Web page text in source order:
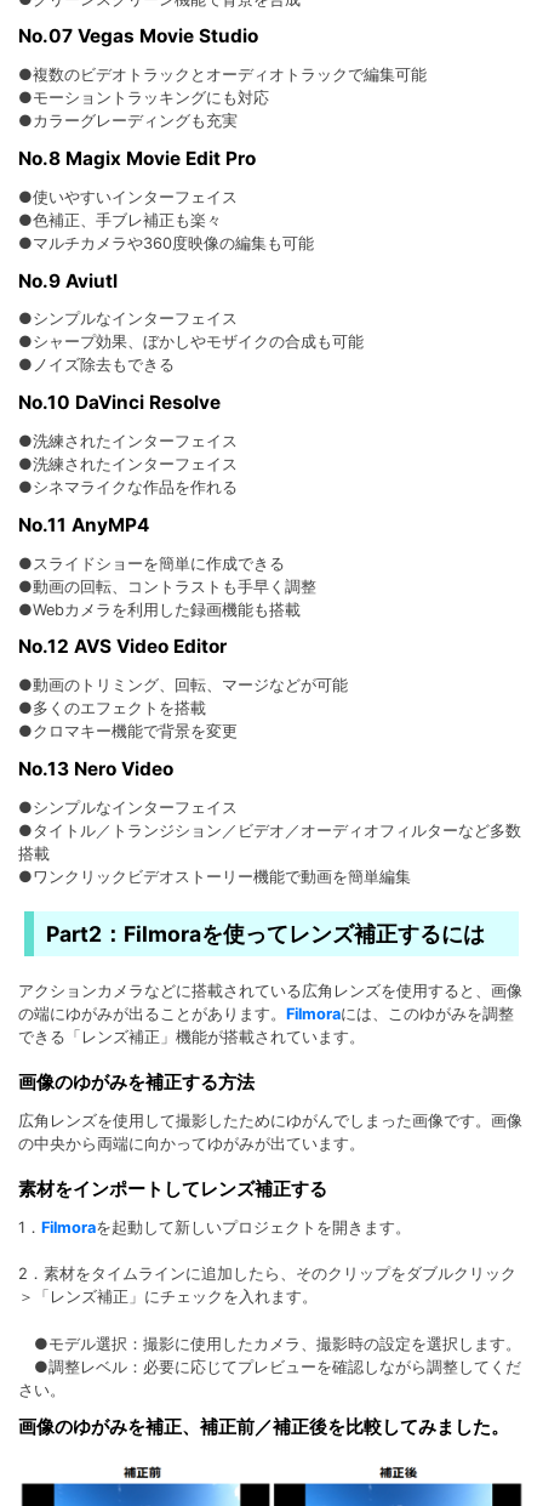
No.07 Vegas Movie Studio
●複数のビデオトラックとオーディオトラックで編集可能
●モーショントラッキングにも対応
●カラーグレーディングも充実
No.8 Magix Movie Edit Pro
●使いやすいインターフェイス
●色補正、手ブレ補正も楽々
●マルチカメラや360度映像の編集も可能
No.9 Aviutl
●シンプルなインターフェイス
●シャープ効果、ぼかしやモザイクの合成も可能
●ノイズ除去もできる
No.10 DaVinci Resolve
●洗練されたインターフェイス
●洗練されたインターフェイス
●シネマライクな作品を作れる
No.11 AnyMP4
●スライドショーを簡単に作成できる
●動画の回転、コントラストも手早く調整
●Webカメラを利用した録画機能も搭載
No.12 AVS Video Editor
●動画のトリミング、回転、マージなどが可能
●多くのエフェクトを搭載
●クロマキー機能で背景を変更
No.13 Nero Video
●シンプルなインターフェイス
●タイトル／トランジション／ビデオ／オーディオフィルターなど多数
搭載
●ワンクリックビデオストーリー機能で動画を簡単編集
Part2：Filmoraを使ってレンズ補正するには
アクションカメラなどに搭載されている広角レンズを使用すると、画像
の端にゆがみが出ることがあります。 Filmoraには、このゆがみを調整
できる「レンズ補正」機能が搭載されています。
画像のゆがみを補正する方法
広角レンズを使用して撮影したためにゆがんでしまった画像です。画像
の中央から両端に向かってゆがみが出ています。
素材をインポートしてレンズ補正する
1． Filmoraを起動して新しいプロジェクトを開きます。
2．素材をタイムラインに追加したら、そのクリップをダブルクリック
＞「レンズ補正」にチェックを入れます。
●モデル選択：撮影に使用したカメラ、撮影時の設定を選択します。
●調整レベル：必要に応じてプレビューを確認しながら調整してくだ
さい。
画像のゆがみを補正、補正前／補正後を比較してみました。